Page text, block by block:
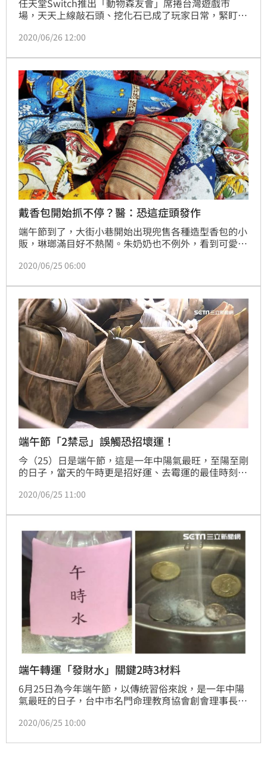
場，天天上線敲石頭、挖化石已成了玩家日常，緊盯大
出特別企劃，搭上動森熱潮結合香包，教大家如何「免
作。
2020/06/26 12:00
戴香包開始抓不停？醫：恐這症頭發作
端午節到了，大街小巷開始出現兜售各種造型香包的小
販，琳瑯滿目好不熱鬧。朱奶奶也不例外，看到可愛的
小孫子的脖子前胸就開始出現一塊紅疹，而且癢得不得
引起的過敏嗎？
2020/06/25 06:00
端午節「2禁忌」誤觸恐招壞運！
今（25）日是端午節，這是一年中陽氣最旺，至陽至剛
的日子，當天的午時更是招好運、去霉運的最佳時刻。
來不好的運勢。知名命理師楊登嵙指出，在這一天千萬
2020/06/25 11:00
端午轉運「發財水」關鍵2時3材料
6月25日為今年端午節，以傳統習俗來說，是一年中陽
氣最旺的日子，台中市名門命理教育協會創會理事長楊
刻。如果能夠在正確時間點上利用「午時水」（又稱純
2020/06/25 10:00